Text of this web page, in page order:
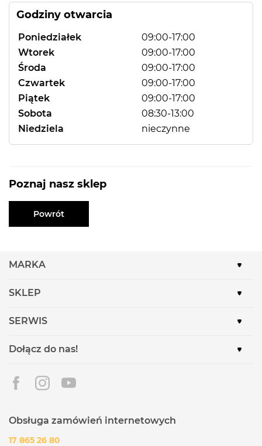
Godziny otwarcia
Poniedziałek
09:00-17:00
Wtorek
09:00-17:00
Środa
09:00-17:00
Czwartek
09:00-17:00
Piątek
09:00-17:00
Sobota
08:30-13:00
Niedziela
nieczynne
Poznaj nasz sklep
Powrót
MARKA
SKLEP
SERWIS
Dołącz do nas!
Obsługa zamówień internetowych
17 865 26 80